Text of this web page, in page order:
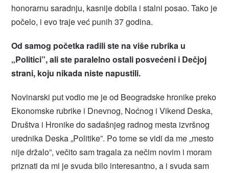
honorarnu saradnju, kasnije dobila i stalni posao. Tako je
počelo, i evo traje već punih 37 godina.
Od samog početka radili ste na više rubrika u
„Politici”, ali ste paralelno ostali posvećeni i Dečjoj
strani, koju nikada niste napustili.
Novinarski put vodio me je od Beogradske hronike preko
Ekonomske rubrike i Dnevnog, Noćnog i Vikend Deska,
Društva i Hronike do sadašnjeg radnog mesta izvršnog
urednika Deska „Politike”. Po tome se vidi da me „mesto
nije držalo”, večito sam tragala za nečim novim i moram
priznati da mi je svuda bilo interesantno, a i svuda sam